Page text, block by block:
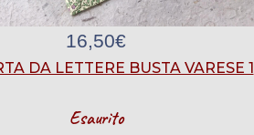
16,50€
DA LETTERE BUSTA VARESE 1
Esaurito